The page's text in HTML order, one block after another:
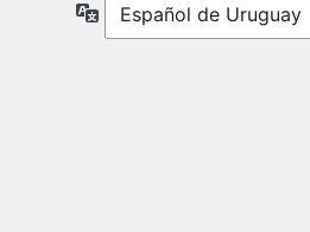
Idioma